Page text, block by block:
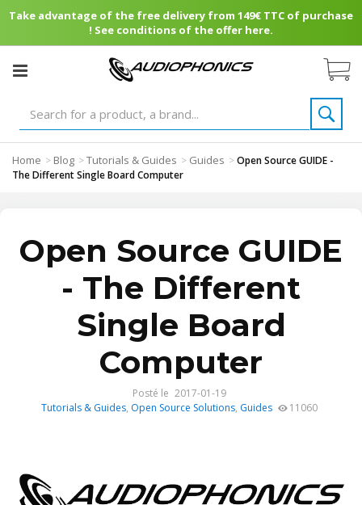
Take advantage of the free delivery from 149€ TTC of purchase
! See conditions of the offer here.
Home > Blog >Tutorials & Guides > Guides >Open Source GUIDE -
The Different Single Board Computer
Open Source GUIDE
- The Different
Single Board
Computer
Posté le 2017-01-19
Tutorials & Guides, Open Source Solutions, Guides 11060